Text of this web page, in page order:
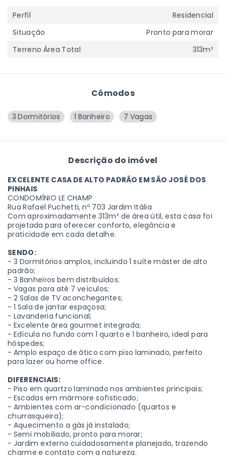
Cômodos
3 Dormitórios 1 Banheiro 7 Vagas
Descrição do imóvel
EXCELENTE CASA DE ALTO PADRÃO EM SÃO JOSÉ DOS
PINHAIS
CONDOMÍNIO LE CHAMP
Rua Rafael Puchetti, nº 703 Jardim Itália
Com aproximadamente 313m² de área útil, esta casa foi
projetada para oferecer conforto, elegância e
praticidade em cada detalhe.
SENDO:
- 3 Dormitórios amplos, incluindo 1 suíte máster de alto
padrão;
- 3 Banheiros bem distribuídos;
- Vagas para até 7 veículos;
- 2 Salas de TV aconchegantes;
- 1 Sala de jantar espaçosa;
- Lavanderia funcional;
- Excelente área gourmet integrada;
- Edícula no fundo com 1 quarto e 1 banheiro, ideal para
hóspedes;
- Amplo espaço de ático com piso laminado, perfeito
para lazer ou home office.
DIFERENCIAIS:
- Piso em quartzo laminado nos ambientes principais;
- Escadas em mármore sofisticado;
- Ambientes com ar-condicionado (quartos e
churrasqueira);
- Aquecimento a gás já instalado;
- Semi mobiliado, pronto para morar;
- Jardim externo cuidadosamente planejado, trazendo
charme e contato com a natureza.
Perfil
Residencial
Situação
Pronto para morar
Terreno Área Total
313m²